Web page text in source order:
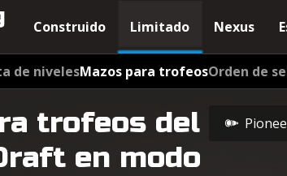
Construido Limitado Nexus
de nivelesMazos para trofeosOrden de
trofeos del
en modo